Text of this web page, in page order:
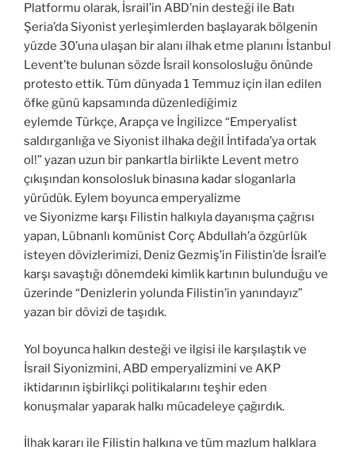
Platformu olarak, İsrail’in ABD’nin desteği ile Batı
Şeria’da Siyonist yerleşimlerden başlayarak bölgenin
yüzde 30’una ulaşan bir alanı ilhak etme planını İstanbul
Levent’te bulunan sözde İsrail konsolosluğu önünde
protesto ettik. Tüm dünyada 1 Temmuz için ilan edilen
öfke günü kapsamında düzenlediğimiz
eylemde Türkçe, Arapça ve İngilizce “Emperyalist
saldırganlığa ve Siyonist ilhaka değil İntifada’ya ortak
ol!” yazan uzun bir pankartla birlikte Levent metro
çıkışından konsolosluk binasına kadar sloganlarla
yürüdük. Eylem boyunca emperyalizme
ve Siyonizme karşı Filistin halkıyla dayanışma çağrısı
yapan, Lübnanlı komünist Corç Abdullah’a özgürlük
isteyen dövizlerimizi, Deniz Gezmiş’in Filistin’de İsrail’e
karşı savaştığı dönemdeki kimlik kartının bulunduğu ve
üzerinde “Denizlerin yolunda Filistin’in yanındayız”
yazan bir dövizi de taşıdık.
Yol boyunca halkın desteği ve ilgisi ile karşılaştık ve
İsrail Siyonizmini, ABD emperyalizmini ve AKP
iktidarının işbirlikçi politikalarını teşhir eden
konuşmalar yaparak halkı mücadeleye çağırdık.
İlhak kararı ile Filistin halkına ve tüm mazlum halklara